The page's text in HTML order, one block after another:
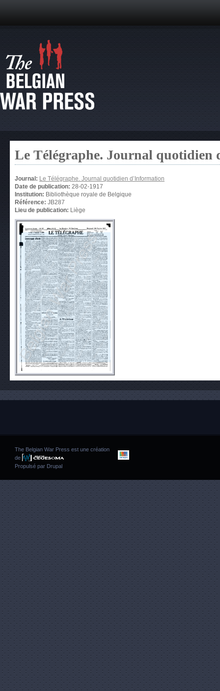
Le Télégraphe. Journal quotidien
Journal: Le Télégraphe. Journal quotidien d’Information
Date de publication: 28-02-1917
Institution: Bibliothèque royale de Belgique
Référence: JB287
Lieu de publication: Liège
The Belgian War Press est une création
de
Propulsé par Drupal